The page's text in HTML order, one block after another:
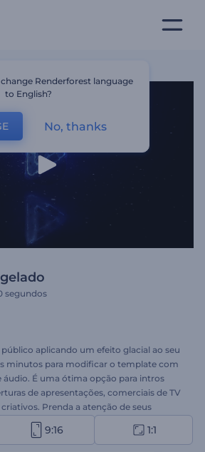
segundos
aplicando um efeito glacial ao seu
minutos para modificar o template com
áudio. É uma ótima opção para intros
de apresentações, comerciais de TV
Prenda a atenção de seus
hoje!
9:16 1:1
Renderforest language
to English?
No, thanks